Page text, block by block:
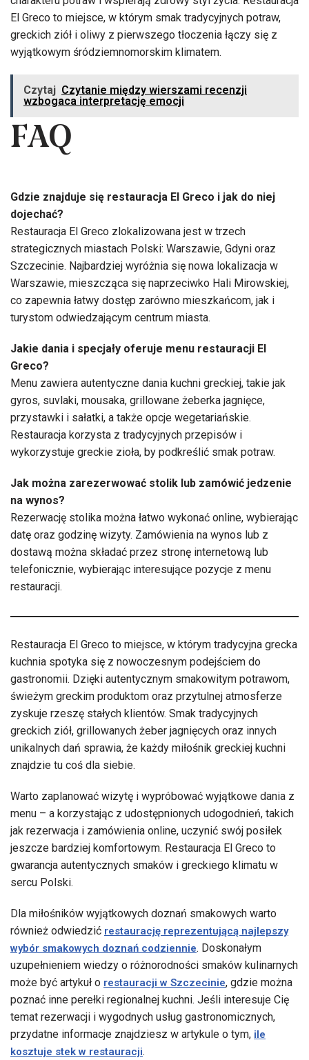
El Greco to miejsce, w którym smak tradycyjnych potraw,
greckich ziół i oliwy z pierwszego tłoczenia łączy się z
wyjątkowym śródziemnomorskim klimatem.
Czytaj Czytanie między wierszami recenzji
wzbogaca interpretację emocji
FAQ
Gdzie znajduje się restauracja El Greco i jak do niej
dojechać?
Restauracja El Greco zlokalizowana jest w trzech
strategicznych miastach Polski: Warszawie, Gdyni oraz
Szczecinie. Najbardziej wyróżnia się nowa lokalizacja w
Warszawie, mieszcząca się naprzeciwko Hali Mirowskiej,
co zapewnia łatwy dostęp zarówno mieszkańcom, jak i
turystom odwiedzającym centrum miasta.
Jakie dania i specjały oferuje menu restauracji El
Greco?
Menu zawiera autentyczne dania kuchni greckiej, takie jak
gyros, suvlaki, mousaka, grillowane żeberka jagnięce,
przystawki i sałatki, a także opcje wegetariańskie.
Restauracja korzysta z tradycyjnych przepisów i
wykorzystuje greckie zioła, by podkreślić smak potraw.
Jak można zarezerwować stolik lub zamówić jedzenie
na wynos?
Rezerwację stolika można łatwo wykonać online, wybierając
datę oraz godzinę wizyty. Zamówienia na wynos lub z
dostawą można składać przez stronę internetową lub
telefonicznie, wybierając interesujące pozycje z menu
restauracji.
Restauracja El Greco to miejsce, w którym tradycyjna grecka
kuchnia spotyka się z nowoczesnym podejściem do
gastronomii. Dzięki autentycznym smakowitym potrawom,
świeżym greckim produktom oraz przytulnej atmosferze
zyskuje rzeszę stałych klientów. Smak tradycyjnych
greckich ziół, grillowanych żeber jagnięcych oraz innych
unikalnych dań sprawia, że każdy miłośnik greckiej kuchni
znajdzie tu coś dla siebie.
Warto zaplanować wizytę i wypróbować wyjątkowe dania z
menu – a korzystając z udostępnionych udogodnień, takich
jak rezerwacja i zamówienia online, uczynić swój posiłek
jeszcze bardziej komfortowym. Restauracja El Greco to
gwarancja autentycznych smaków i greckiego klimatu w
sercu Polski.
Dla miłośników wyjątkowych doznań smakowych warto
również odwiedzić restaurację reprezentującą najlepszy
wybór smakowych doznań codziennie. Doskonałym
uzupełnieniem wiedzy o różnorodności smaków kulinarnych
może być artykuł o restauracji w Szczecinie, gdzie można
poznać inne perełki regionalnej kuchni. Jeśli interesuje Cię
temat rezerwacji i wygodnych usług gastronomicznych,
przydatne informacje znajdziesz w artykule o tym, ile
kosztuje stek w restauracji.